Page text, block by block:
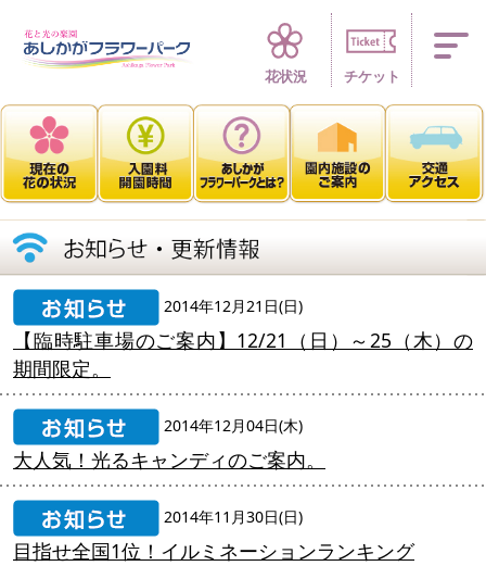
四季折々 花の
花状況 チケット
2014年12月21日(日)
【臨時駐車場のご案内】12/21（日）～25（木）の
期間限定。
2014年12月04日(木)
大人気！光るキャンディのご案内。
2014年11月30日(日)
目指せ全国1位！イルミネーションランキング